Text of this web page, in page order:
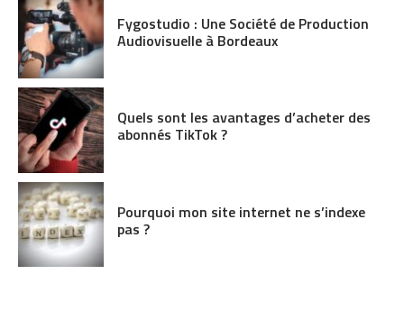
Fygostudio : Une Société de Production
Audiovisuelle à Bordeaux
Quels sont les avantages d’acheter des
abonnés TikTok ?
Pourquoi mon site internet ne s’indexe
pas ?